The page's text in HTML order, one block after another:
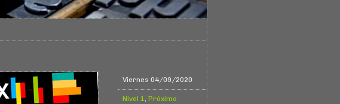
Viernes 04/09/2020
Nivel 1, Próximo